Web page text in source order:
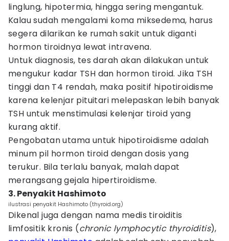
linglung, hipotermia, hingga sering mengantuk.
Kalau sudah mengalami koma miksedema, harus
segera dilarikan ke rumah sakit untuk diganti
hormon tiroidnya lewat intravena.
Untuk diagnosis, tes darah akan dilakukan untuk
mengukur kadar TSH dan hormon tiroid. Jika TSH
tinggi dan T4 rendah, maka positif hipotiroidisme
karena kelenjar pituitari melepaskan lebih banyak
TSH untuk menstimulasi kelenjar tiroid yang
kurang aktif.
Pengobatan utama untuk hipotiroidisme adalah
minum pil hormon tiroid dengan dosis yang
terukur. Bila terlalu banyak, malah dapat
merangsang gejala hipertiroidisme.
3. Penyakit Hashimoto
ilustrasi penyakit Hashimoto (thyroid.org)
Dikenal juga dengan nama medis tiroiditis
limfositik kronis (chronic lymphocytic thyroiditis),